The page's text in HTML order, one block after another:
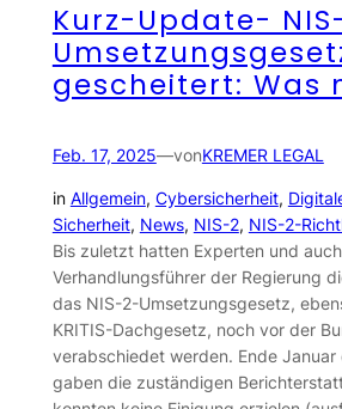
Kurz-Update-
gescheitert: Was
Feb. 17, 2025—vonKREMER LEGAL
in Allgemein, Cybersicherheit,
Sicherheit, News, NIS-2, NIS-2-
Bis zuletzt hatten Experten und
Verhandlungsführer der Regierung
das NIS-2-Umsetzungsgesetz,
KRITIS-Dachgesetz, noch vor der
verabschiedet werden. Ende Januar
gaben die zuständigen